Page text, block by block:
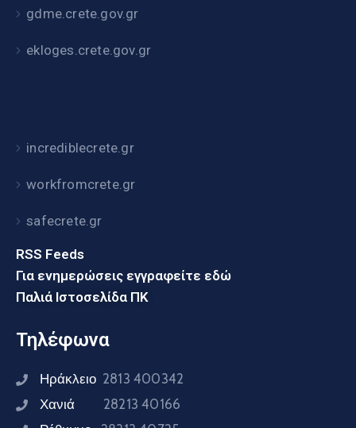
gdme.crete.gov.gr
ekloges.crete.gov.gr
incrediblecrete.gr
workfromcrete.gr
safecrete.gr
RSS Feeds
Για ενημερώσεις εγγραφείτε εδώ
Παλιά Ιστοσελίδα ΠΚ
Τηλέφωνα
Ηράκλειο 2813 400342
Χανιά 28213 40166